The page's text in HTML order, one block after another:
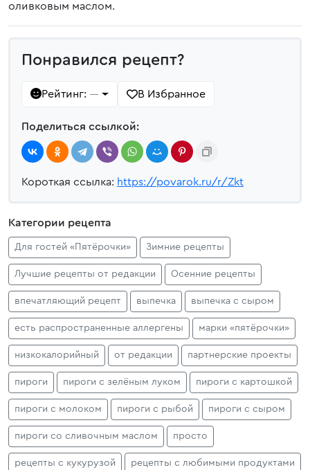
оливковым маслом.
Понравился рецепт?
Рейтинг: — В Избранное
Поделиться ссылкой:
Короткая ссылка: https://povarok.ru/r/Zkt
Категории рецепта
Для гостей «Пятёрочки» Зимние рецепты
Лучшие рецепты от редакции Осенние рецепты
впечатляющий рецепт выпечка выпечка с сыром
есть распространенные аллергены марки «пятёрочки»
низкокалорийный от редакции партнерские проекты
пироги пироги с зелёным луком пироги с картошкой
пироги с молоком пироги с рыбой пироги с сыром
пироги со сливочным маслом просто
рецепты с кукурузой рецепты с любимыми продуктами